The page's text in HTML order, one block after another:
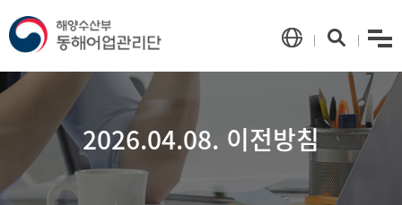
언
검
menu
2026.04.08. 이전방침